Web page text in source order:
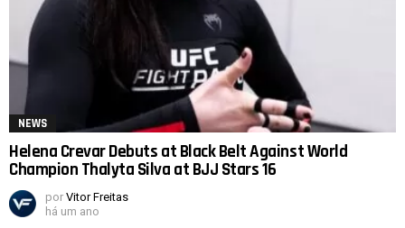
NEWS
Helena Crevar Debuts at Black Belt Against World
Champion Thalyta Silva at BJJ Stars 16
por Vitor Freitas
há um ano